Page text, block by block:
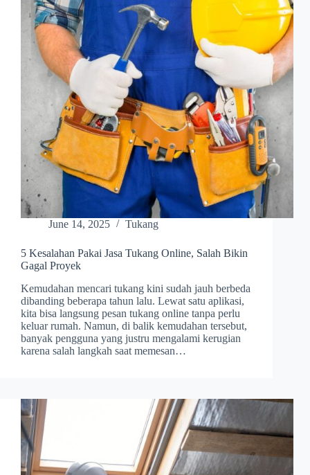
June 14, 2025 Tukang
5 Kesalahan Pakai Jasa Tukang Online, Salah Bikin
Gagal Proyek
Kemudahan mencari tukang kini sudah jauh berbeda
dibanding beberapa tahun lalu. Lewat satu aplikasi,
kita bisa langsung pesan tukang online tanpa perlu
keluar rumah. Namun, di balik kemudahan tersebut,
banyak pengguna yang justru mengalami kerugian
karena salah langkah saat memesan…